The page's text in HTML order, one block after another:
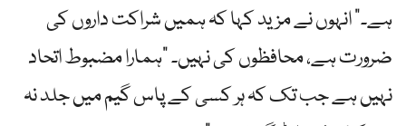
ہے۔” انہوں نے مزید کہا کہ ہمیں شراکت داروں کی
ضرورت ہے، محافظوں کی نہیں۔ "ہمارا مضبوط اتحاد
نہیں ہے جب تک کہ ہر کسی کے پاس گیم میں جلد نہ